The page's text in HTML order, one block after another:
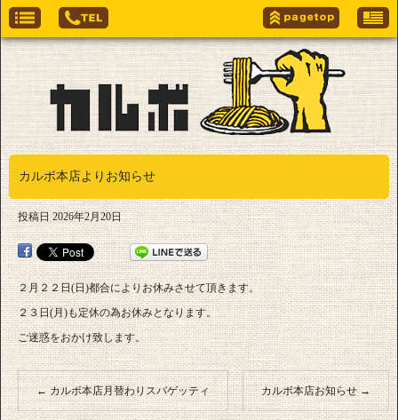
カルボ本店よりお知らせ
投稿日 2026年2月20日
２月２２日(日)都合によりお休みさせて頂きます。
２３日(月)も定休の為お休みとなります。
ご迷惑をおかけ致します。
←カルボ本店月替わりスパゲッティ カルボ本店お知らせ→